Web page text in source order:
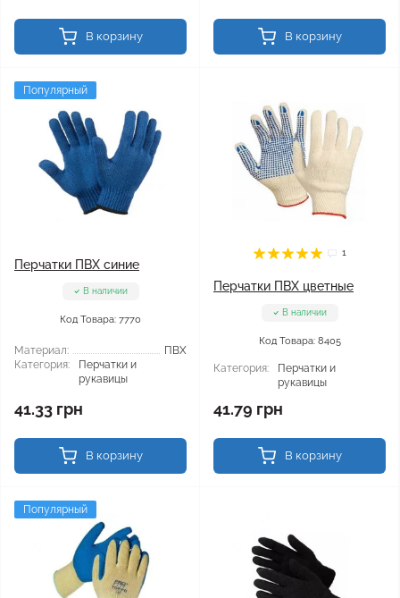
В корзину В корзину
Популярный
Перчатки ПВХ синие
В наличии
Код Товара: 7770
Материал:
ПВХ
Категория:
Перчатки и
рукавицы
41.33 грн
В корзину
1
Перчатки ПВХ цветные
В наличии
Код Товара: 8405
Категория:
Перчатки и
рукавицы
41.79 грн
В корзину
Популярный